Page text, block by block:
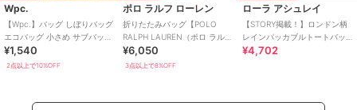
Wpc.
【Wpc.】バッグ しぼりバッグ
エコバッグ 小さめ サブバッグ
コンパクト 洗濯可能 レディ
ース
¥1,540
2点以上で10%OFF
ポロ ラルフ ローレン
折りたたみバッグ【POLO
RALPH LAUREN（ポロ ラルフ
ローレン）】
¥6,050
3点以上で8%OFF
ローラ アシュレイ
【STORY掲載！】ロンドン柄
レインパッカブルトートバッ
グ
¥4,702